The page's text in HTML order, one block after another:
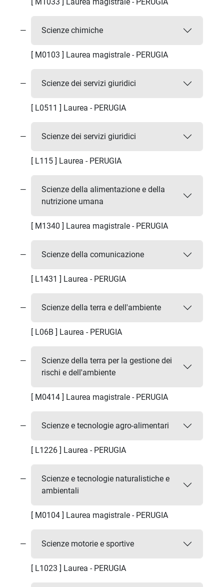
[ M1033 ] Laurea magistrale - PERUGIA
Scienze chimiche
[ M0103 ] Laurea magistrale - PERUGIA
Scienze dei servizi giuridici
[ L0511 ] Laurea - PERUGIA
Scienze dei servizi giuridici
[ L115 ] Laurea - PERUGIA
Scienze della alimentazione e della
nutrizione umana
[ M1340 ] Laurea magistrale - PERUGIA
Scienze della comunicazione
[ L1431 ] Laurea - PERUGIA
Scienze della terra e dell'ambiente
[ L06B ] Laurea - PERUGIA
Scienze della terra per la gestione dei
rischi e dell'ambiente
[ M0414 ] Laurea magistrale - PERUGIA
Scienze e tecnologie agro-alimentari
[ L1226 ] Laurea - PERUGIA
Scienze e tecnologie naturalistiche e
ambientali
[ M0104 ] Laurea magistrale - PERUGIA
Scienze motorie e sportive
[ L1023 ] Laurea - PERUGIA